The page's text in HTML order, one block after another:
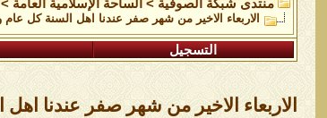
منتدى شبكة الصوفية > الساحة اﻹسلامية العامة
الاربعاء الاخير من شهر صفر عندنا اهل السنة كل عام
التسجيل
الاربعاء الاخير من شهر صفر عندنا اهل